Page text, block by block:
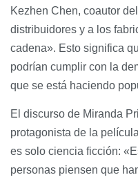
Kezhen Chen, coautor
distribuidores y a los
cadena». Esto significa
podrían cumplir con la
que se está haciendo
El discurso de Miranda
protagonista de la película
es solo ciencia ficción:
personas piensen que